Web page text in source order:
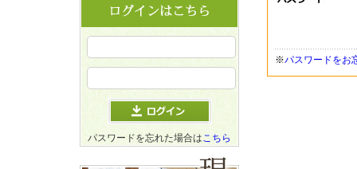
※パスワードをお
パスワードを忘れた場合はこちら